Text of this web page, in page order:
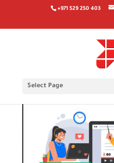
+971 529 250 403
Select Page